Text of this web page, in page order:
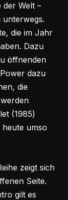
der Welt –
unterwegs.
die im Jahr
Dazu
öffnenden
dazu
die
(1985)
umso
zeigt sich
Seite.
gilt es